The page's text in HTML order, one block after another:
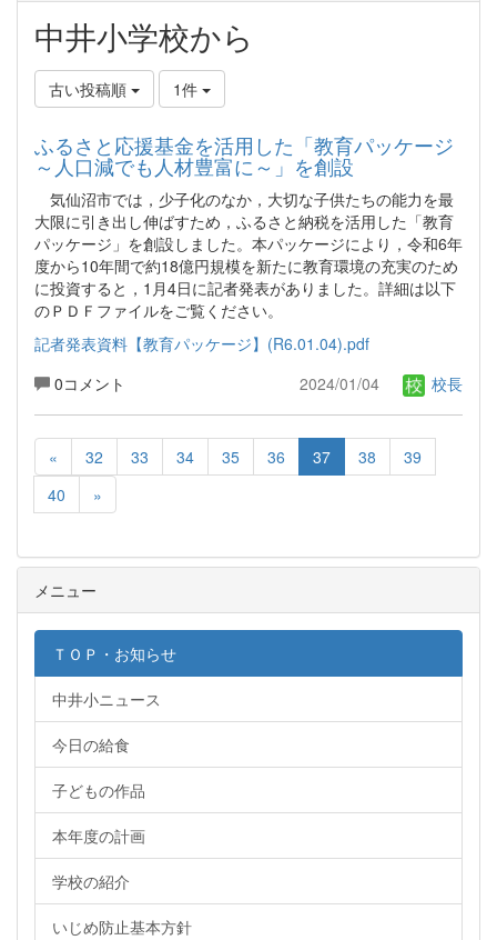
中井小学校から
古い投稿順 1件
ふるさと応援基金を活用した「教育パッケージ
～人口減でも人材豊富に～」を創設
気仙沼市では，少子化のなか，大切な子供たちの能力を最
大限に引き出し伸ばすため，ふるさと納税を活用した「教育
パッケージ」を創設しました。本パッケージにより，令和6年
度から10年間で約18億円規模を新たに教育環境の充実のため
に投資すると，1月4日に記者発表がありました。詳細は以下
のＰＤＦファイルをご覧ください。
記者発表資料【教育パッケージ】(R6.01.04).pdf
0コメント
2024/01/04 校長
« 32 33 34 35 36 37 38
39
40
»
メニュー
ＴＯＰ・お知らせ
中井小ニュース
今日の給食
子どもの作品
本年度の計画
学校の紹介
いじめ防止基本方針